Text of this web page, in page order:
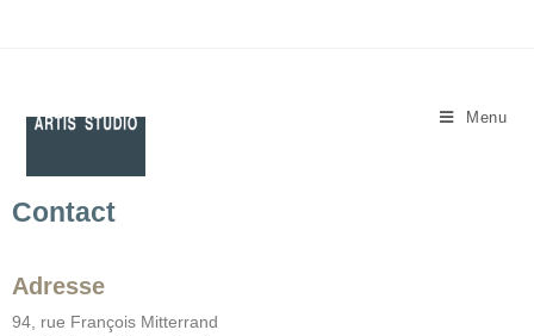
Menu
Contact
Adresse
94, rue François Mitterrand